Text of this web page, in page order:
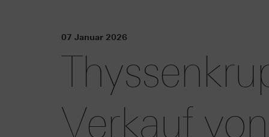
07 Januar 2026
Verkauf